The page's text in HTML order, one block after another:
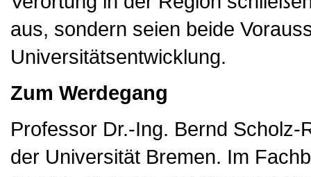
aus, sondern seien beide
Universitätsentwicklung.
Zum Werdegang
Professor Dr.-Ing. Bernd
der Universität Bremen. Im